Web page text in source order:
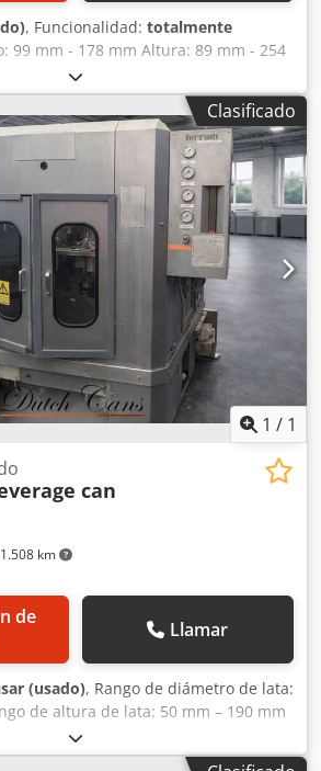
, Funcionalidad: totalmente
99 mm - 178 mm Altura: 89 mm - 254
hasta 150 c.p.m. Utillaje
o 153 mm (603) Dwjdpfetqmv Dsx
Clasificado
1 / 1
1.508 km
can
Llamar
(usado), Rango de diámetro de lata:
de altura de lata: 50 mm – 190 mm
hasta 1200 latas por minuto